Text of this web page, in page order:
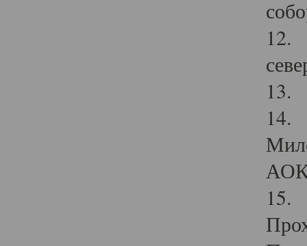
12.
13.
14.
15.